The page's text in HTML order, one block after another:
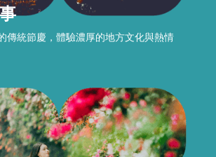
傳統節慶，體驗濃厚的地方文化與熱情